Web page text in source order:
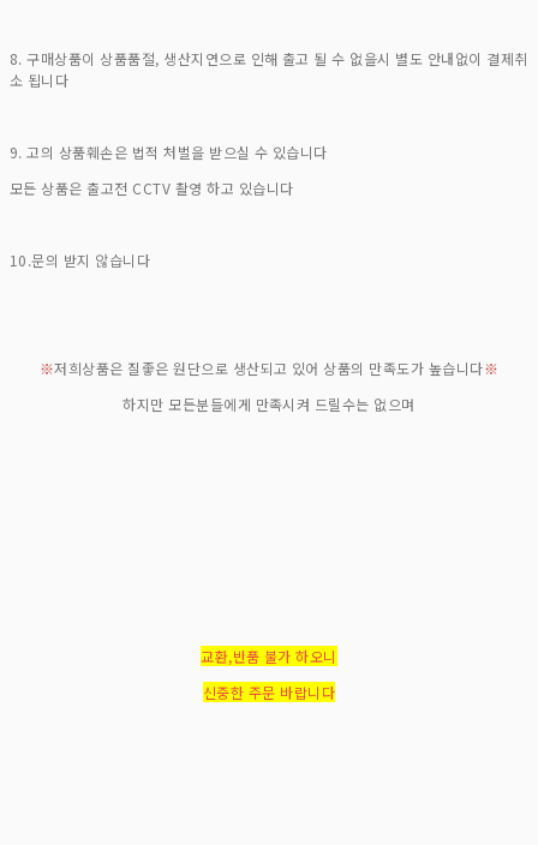
8. 구매상품이 상품품절, 생산지연으로 인해 출고 될 수 없을시 별도 안내없이 결제취
소 됩니다
9. 고의 상품훼손은 법적 처벌을 받으실 수 있습니다
모든 상품은 출고전 CCTV 촬영 하고 있습니다
10.문의 받지 않습니다
※저희상품은 질좋은 원단으로 생산되고 있어 상품의 만족도가 높습니다※
하지만 모든분들에게 만족시켜 드릴수는 없으며
교환,반품 불가 하오니
신중한 주문 바랍니다